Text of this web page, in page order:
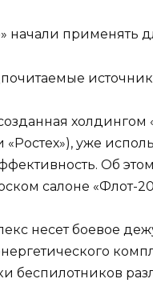
начали применять
«Ростех»), уже
Об
салоне «Флот-
несет боевое
беспилотников